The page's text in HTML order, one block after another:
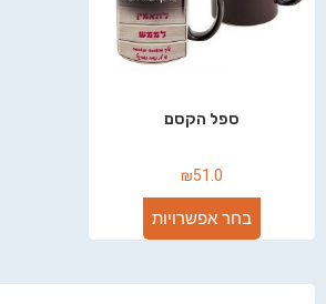
ספל הקסם
₪51.0
בחר אפשרויות